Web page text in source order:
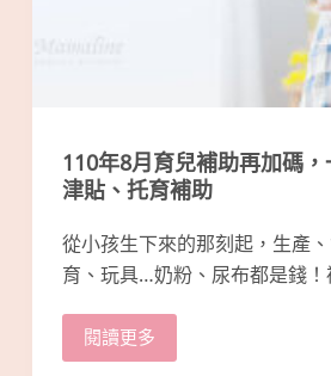
110年8月育兒補助再加碼
津貼、托育補助
從小孩生下來的那刻起，生產
育、玩具…奶粉、尿布都是錢
閱讀更多